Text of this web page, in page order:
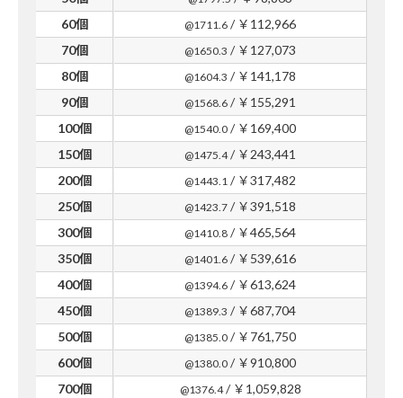
60個
@1711.6 / ￥112,966
70個
@1650.3 / ￥127,073
80個
@1604.3 / ￥141,178
90個
@1568.6 / ￥155,291
100個
@1540.0 / ￥169,400
150個
@1475.4/ ￥243,441
200個
@1443.1 / ￥317,482
250個
@1423.7 / ￥391,518
300個
@1410.8 / ￥465,564
350個
@1401.6 / ￥539,616
400個
@1394.6 / ￥613,624
450個
@1389.3 / ￥687,704
500個
@1385.0 / ￥761,750
600個
@1380.0 / ￥910,800
700個
@1376.4/ ￥1,059,828